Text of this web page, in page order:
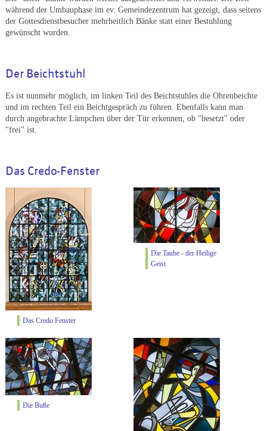
während der Umbauphase im ev. Gemeindezentrum hat gezeigt, dass seitens
der Gottesdienstbesucher mehrheitlich Bänke statt einer Bestuhlung
gewünscht wurden.
Der Beichtstuhl
Es ist nunmehr möglich, im linken Teil des Beichtstuhles die Ohrenbeichte
und im rechten Teil ein Beichtgespräch zu führen. Ebenfalls kann man
durch angebrachte Lämpchen über der Tür erkennen, ob "besetzt" oder
"frei" ist.
Das Credo-Fenster
Das Credo Fenster
Die Taube - der Heilige
Geist
Die Buße